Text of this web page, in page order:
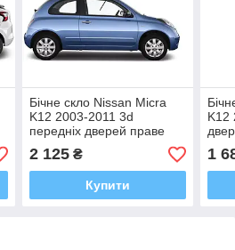
Бічне скло Nissan Micra
K12 2003-2011 3d
передніх дверей праве
2 125₴
Купити
K12
1